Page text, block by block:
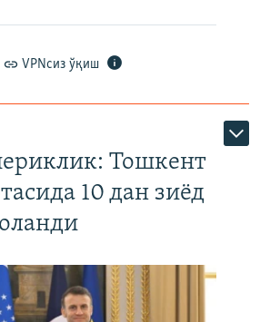
VPNсиз ўқиш
Тошкент
10 дан зиёд